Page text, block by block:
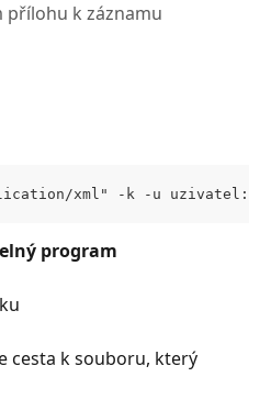
přílohu k záznamu
xml" -k -u
program
cesta k souboru, který